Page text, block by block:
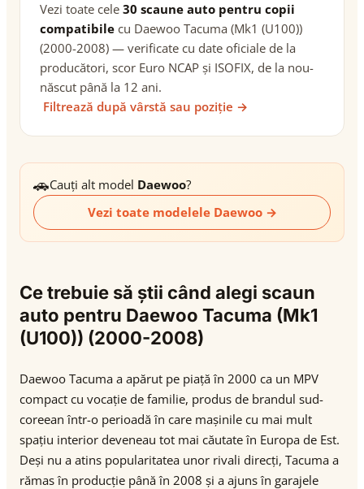
Vezi toate cele 30 scaune auto pentru copii
compatibile cu Daewoo Tacuma (Mk1 (U100))
(2000-2008) — verificate cu date oficiale de la
producători, scor Euro NCAP și ISOFIX, de la nou-
născut până la 12 ani.
Filtrează după vârstă sau poziție →
🚗Cauți alt model Daewoo?
Vezi toate modelele Daewoo →
Ce trebuie să știi când alegi scaun
auto pentru Daewoo Tacuma (Mk1
(U100)) (2000-2008)
Daewoo Tacuma a apărut pe piață în 2000 ca un MPV
compact cu vocație de familie, produs de brandul sud-
coreean într-o perioadă în care mașinile cu mai mult
spațiu interior deveneau tot mai căutate în Europa de Est.
Deși nu a atins popularitatea unor rivali direcți, Tacuma a
rămas în producție până în 2008 și a ajuns în garajele